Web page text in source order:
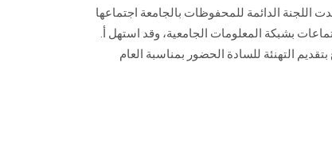
الدائمة للمحفوظات بالجامعة اجتماعها
يناير 2023م بقاعة الاجتماعات بشبكة المعلومات الجامعية، وقد استهل أ.
التهنئة للسادة الحضور بمناسبة العام